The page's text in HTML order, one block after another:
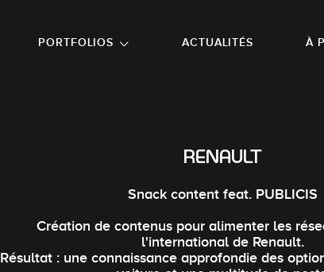
PORTFOLIOS
ACTUALITÉS À
RENAULT
Snack content feat. PUBLICIS
Création de contenus pour alimenter les
l'international de Renault.
Résultat : une connaissance approfondie des